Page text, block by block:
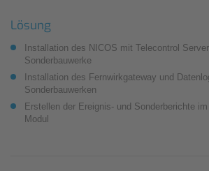
Lösung
Installation des NICOS mit Telecontrol
Sonderbauwerke
Installation des Fernwirkgateway und
Sonderbauwerken
Erstellen der Ereignis- und Sonderberichte
Modul